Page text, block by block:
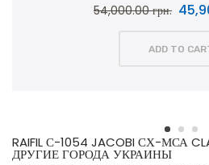
54,000.00 грн.
ADD TO CART
RAIFIL С-1054 JACOBI СХ-МСА
ДРУГИЕ ГОРОДА УКРАИНЫ